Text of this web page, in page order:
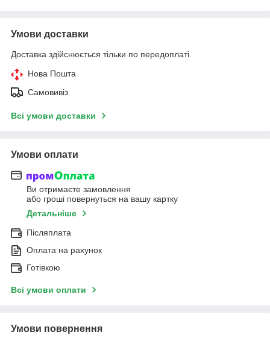
Умови доставки
Доставка здійснюється тільки по передоплаті.
Нова Пошта
Самовивіз
Всі умови доставки
Умови оплати
Ви отримаєте замовлення
або гроші повернуться на вашу картку
Детальніше
Післяплата
Оплата на рахунок
Готівкою
Всі умови оплати
Умови повернення